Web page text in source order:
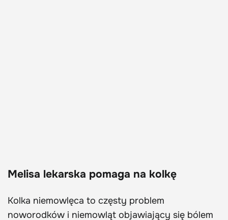
Melisa lekarska pomaga na kolkę
Kolka niemowlęca to częsty problem
noworodków i niemowląt objawiający się bólem